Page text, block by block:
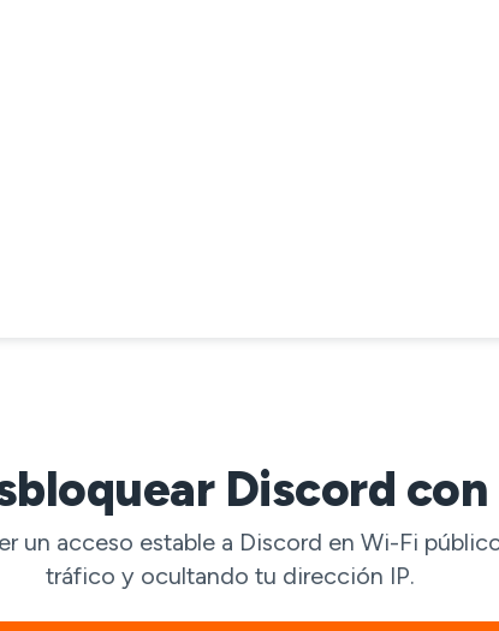
Discord con
un acceso estable a Discord en Wi-Fi
tráfico y ocultando tu dirección IP.